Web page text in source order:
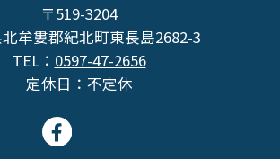
〒519-3204
牟婁郡紀北町東長島2682-3
TEL： 0597-47-2656
定休日：不定休